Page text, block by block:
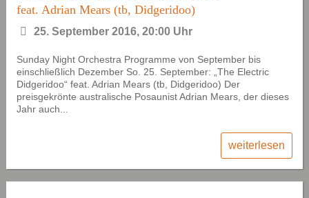
feat. Adrian Mears (tb, Didgeridoo)
25. September 2016, 20:00 Uhr
Sunday Night Orchestra Programme von September bis
einschließlich Dezember So. 25. September: „The Electric
Didgeridoo“ feat. Adrian Mears (tb, Didgeridoo) Der
preisgekrönte australische Posaunist Adrian Mears, der dieses
Jahr auch...
weiterlesen